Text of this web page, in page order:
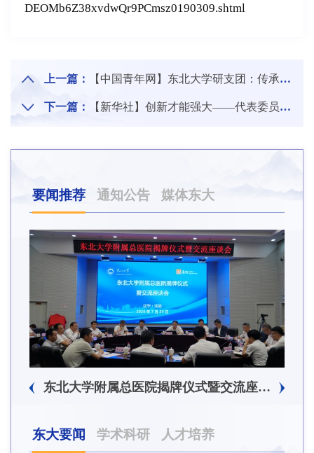
DEOMb6Z38xvdwQr9PCmsz0190309.shtml
上一篇： 【中国青年网】东北大学研支团：传承雷锋精神 争做文明先锋
下一篇： 【新华社】创新才能强大——代表委员热议“促进形成强大国内市场”
要闻推荐 通知公告 媒体东大
东北大学附属总医院揭牌仪式暨交流座谈会举行
东大要闻 学术科研 人才培养